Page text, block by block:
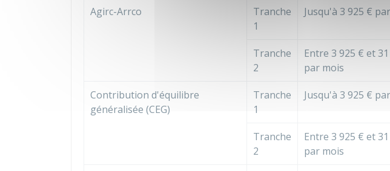
Agirc-Arrco
Tranche
1
Jusqu'à 3 925 €
Tranche
2
Entre 3 925 € et
par mois
Contribution d'équilibre
généralisée (CEG)
Tranche
1
Jusqu'à 3 925 €
Tranche
2
Entre 3 925 € et
par mois